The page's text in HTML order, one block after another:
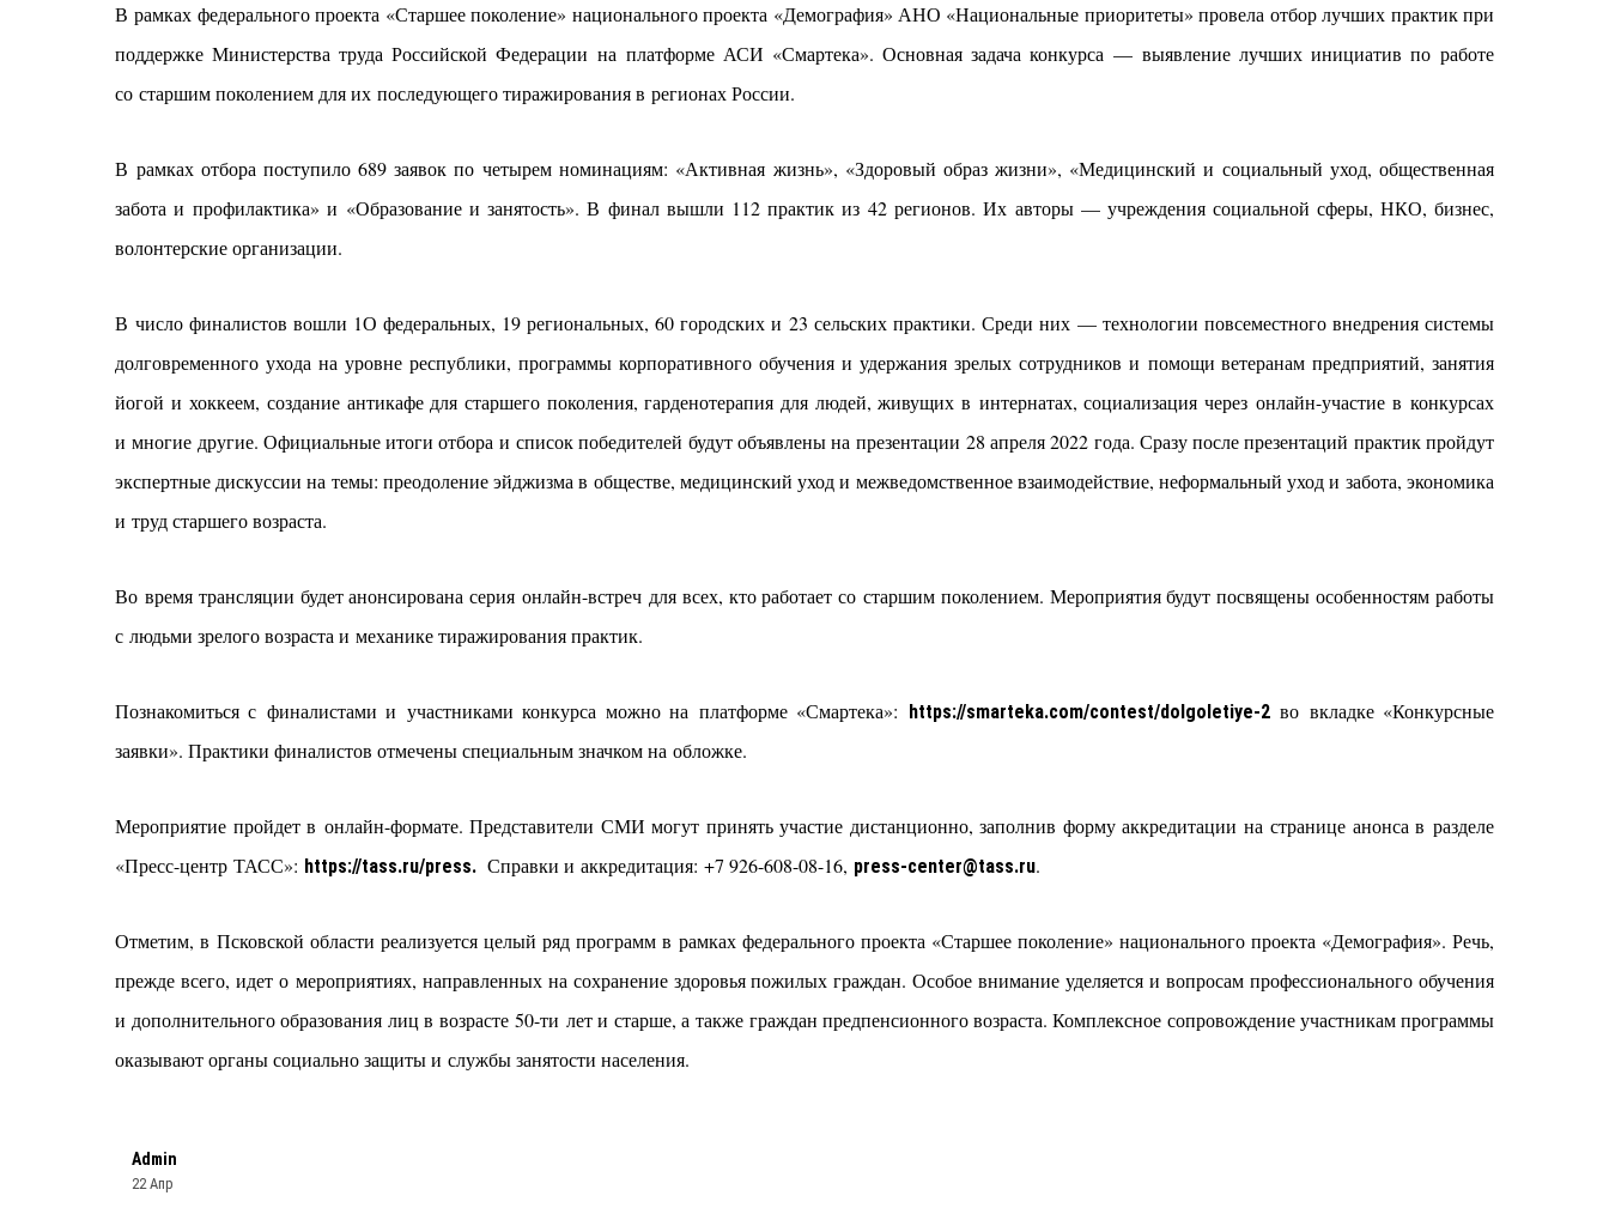
В рамках федерального проекта «Старшее поколение» национального проекта «Демография» АНО «Национальные приоритеты» провела отбор лучших практик при
поддержке Министерства труда Российской Федерации на платформе АСИ «Смартека». Основная задача конкурса — выявление лучших инициатив по работе
со старшим поколением для их последующего тиражирования в регионах России.
В рамках отбора поступило 689 заявок по четырем номинациям: «Активная жизнь», «Здоровый образ жизни», «Медицинский и социальный уход, общественная
забота и профилактика» и «Образование и занятость». В финал вышли 112 практик из 42 регионов. Их авторы — учреждения социальной сферы, НКО, бизнес,
волонтерские организации.
В число финалистов вошли 1О федеральных, 19 региональных, 60 городских и 23 сельских практики. Среди них — технологии повсеместного внедрения системы
долговременного ухода на уровне республики, программы корпоративного обучения и удержания зрелых сотрудников и помощи ветеранам предприятий, занятия
йогой и хоккеем, создание антикафе для старшего поколения, гарденотерапия для людей, живущих в интернатах, социализация через онлайн-участие в конкурсах
и многие другие. Официальные итоги отбора и список победителей будут объявлены на презентации 28 апреля 2022 года. Сразу после презентаций практик пройдут
экспертные дискуссии на темы: преодоление эйджизма в обществе, медицинский уход и межведомственное взаимодействие, неформальный уход и забота, экономика
и труд старшего возраста.
Во время трансляции будет анонсирована серия онлайн-встреч для всех, кто работает со старшим поколением. Мероприятия будут посвящены особенностям работы
с людьми зрелого возраста и механике тиражирования практик.
Познакомиться с финалистами и участниками конкурса можно на платформе «Смартека»: https://smarteka.com/contest/dolgoletiye-2во вкладке «Конкурсные
заявки». Практики финалистов отмечены специальным значком на обложке.
Мероприятие пройдет в онлайн-формате. Представители СМИ могут принять участие дистанционно, заполнив форму аккредитации на странице анонса в разделе
«Пресс-центр ТАСС»: https://tass.ru/press. Справки и аккредитация: +7 926-608-08-16, press-center@tass.ru.
Отметим, в Псковской области реализуется целый ряд программ в рамках федерального проекта «Старшее поколение» национального проекта «Демография». Речь,
прежде всего, идет о мероприятиях, направленных на сохранение здоровья пожилых граждан. Особое внимание уделяется и вопросам профессионального обучения
и дополнительного образования лиц в возрасте 50-ти лет и старше, а также граждан предпенсионного возраста. Комплексное сопровождение участникам программы
оказывают органы социально защиты и службы занятости населения.
Admin
22 Апр